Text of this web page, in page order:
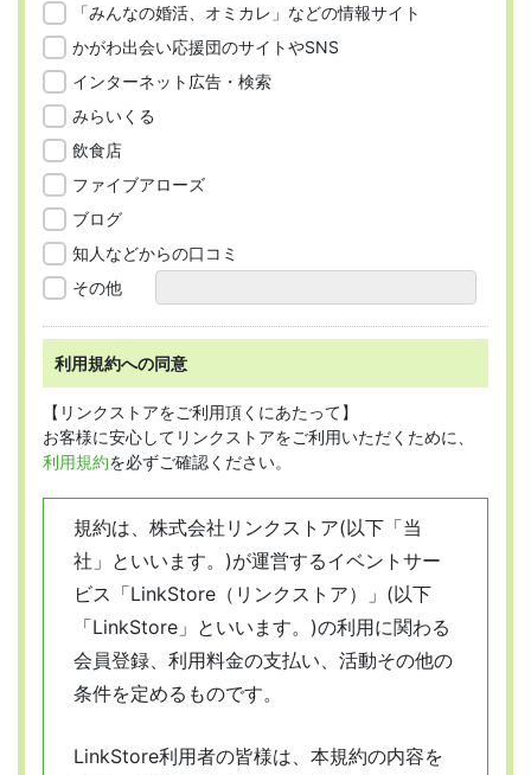
「みんなの婚活、オミカレ」などの情報サイト
かがわ出会い応援団のサイトやSNS
インターネット広告・検索
みらいくる
飲食店
ファイブアローズ
ブログ
知人などからの口コミ
その他
利用規約への同意
【リンクストアをご利用頂くにあたって】
お客様に安心してリンクストアをご利用いただくために、
利用規約を必ずご確認ください。
規約は、株式会社リンクストア(以下「当
社」といいます。)が運営するイベントサー
ビス「LinkStore（リンクストア）」(以下
「LinkStore」といいます。)の利用に関わる
会員登録、利用料金の支払い、活動その他の
条件を定めるものです。
LinkStore利用者の皆様は、本規約の内容を